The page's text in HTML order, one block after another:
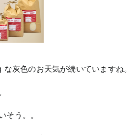
灰色のお天気が続いていますね。
う。。